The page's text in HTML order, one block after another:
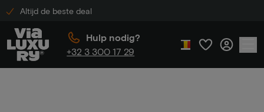
Altijd de beste deal
Hulp nodig?
+32 3 300 17 29